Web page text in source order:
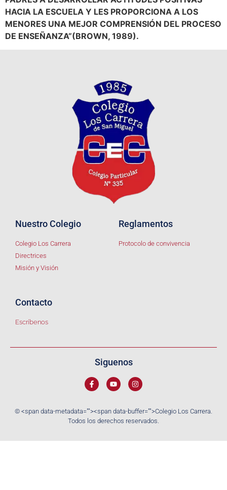
HACIA LA ESCUELA Y LES PROPORCIONA A LOS
MENORES UNA MEJOR COMPRENSIÓN DEL PROCESO
DE ENSEÑANZA”(BROWN, 1989).
Nuestro Colegio
Colegio Los Carrera
Directrices
Misión y Visión
Reglamentos
Protocolo de convivencia
Contacto
Escríbenos
© <span data-metadata=""><span data-buffer="">Colegio Los Carrera.
Todos los derechos reservados.
Siguenos